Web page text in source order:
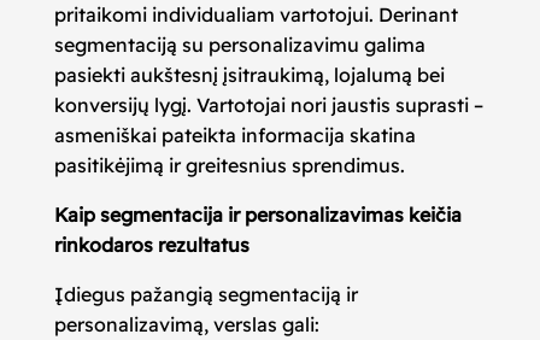
pritaikomi individualiam vartotojui. Derinant
segmentaciją su personalizavimu galima
pasiekti aukštesnį įsitraukimą, lojalumą bei
konversijų lygį. Vartotojai nori jaustis suprasti –
asmeniškai pateikta informacija skatina
pasitikėjimą ir greitesnius sprendimus.
Kaip segmentacija ir personalizavimas keičia
rinkodaros rezultatus
Įdiegus pažangią segmentaciją ir
personalizavimą, verslas gali: